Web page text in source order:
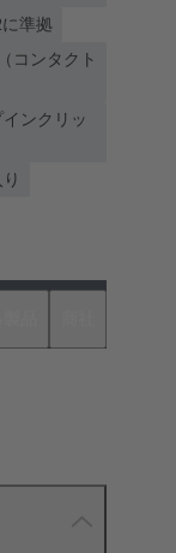
準拠
コンタクト
ンクリッ